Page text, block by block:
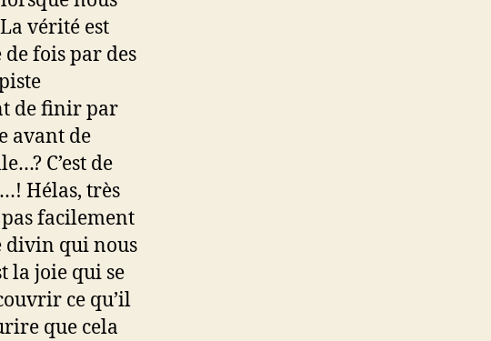
vérité est
de fois par des
de finir par
avant de
C’est de
Hélas, très
facilement
divin qui nous
la joie qui se
ce qu’il
que cela